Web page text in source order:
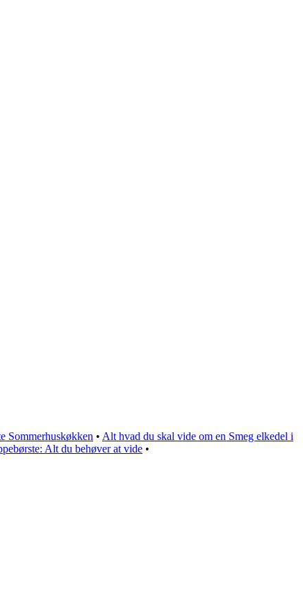
Sommerhuskøkken • Alt hvad du skal vide om en Smeg elkedel i
Alt du behøver at vide •